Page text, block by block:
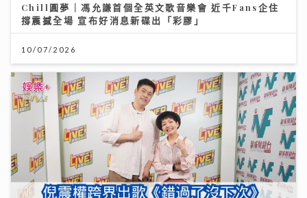
Chill圓夢｜馮允謙首個全英文歌音樂會 近千Fans企住
撐震撼全場 宣布好消息新碟出「彩膠」
10/07/2026